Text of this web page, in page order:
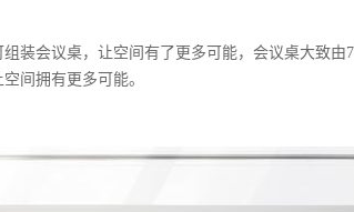
组装会议桌，让空间有了更多可能，会议桌大致由
间拥有更多可能。